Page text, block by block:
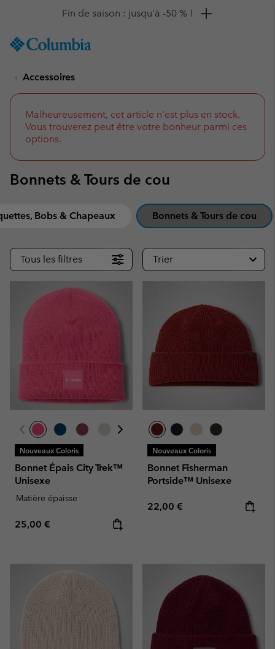
TO
SKIP
NAV
SKIP
TO
SEARCH
Remise de 10 % à saisir
Accessoires
Malheureusement, cet article n'est plus en stock.
Vous trouverez peut être votre bonheur parmi ces
options.
Bonnets & Tours de cou
Bobs & Chapeaux Bonnets & Tours de cou
Tous les filtres Trier
Nouveaux Coloris
Bonnet Épais City Trek™
Unisexe
Matière épaisse
Regular price:
25,00 €
Nouveaux Coloris
Bonnet Fisherman
Portside™ Unisexe
Regular price:
22,00 €